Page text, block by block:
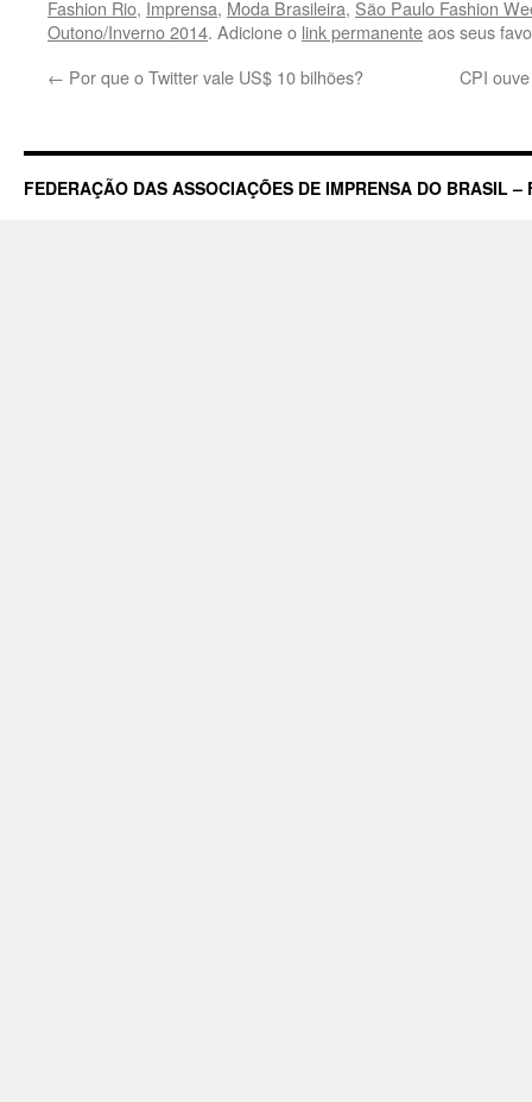
Fashion Rio, Imprensa, Moda Brasileira, São Paulo Fashion
Outono/Inverno 2014. Adicione o link permanenteaos seus
← Por que o Twitter vale US$ 10 bilhões? CPI
FEDERAÇÃO DAS ASSOCIAÇÕES DE IMPRENSA DO BRASIL –